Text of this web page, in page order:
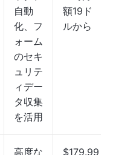
自動
化、フ
ォーム
のセキ
ュリテ
ィデー
タ収集
を活用
額19ド
ルから
高度な
$179.99